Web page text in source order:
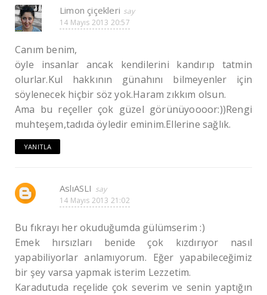
Limon çiçekleri
14 Mayıs 2013 20:57
Canım benim,
öyle insanlar ancak kendilerini kandırıp tatmin
olurlar.Kul hakkının günahını bilmeyenler için
söylenecek hiçbir söz yok.Haram zıkkım olsun.
Ama bu reçeller çok güzel görünüyoooor:))Rengi
muhteşem,tadıda öyledir eminim.Ellerine sağlık.
YANITLA
AslıASLI
14 Mayıs 2013 21:02
Bu fıkrayı her okuduğumda gülümserim :)
Emek hırsızları benide çok kızdırıyor nasıl
yapabiliyorlar anlamıyorum. Eğer yapabileceğimiz
bir şey varsa yapmak isterim Lezzetim.
Karadutuda reçelide çok severim ve senin yaptığın